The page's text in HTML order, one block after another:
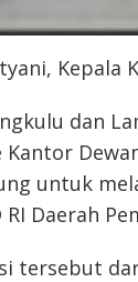
Kepala
dan
untuk
Daerah
tersebut